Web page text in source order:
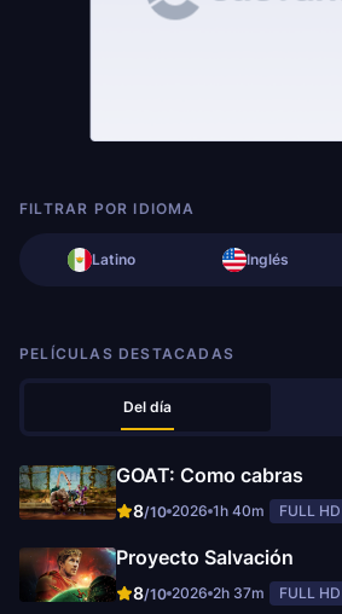
FILTRAR POR IDIOMA
Latino Inglés
PELÍCULAS DESTACADAS
Del día
GOAT: Como cabras
8/10 2026 1h 40m FULL HD
Proyecto Salvación
8/10 2026 2h 37m FULL HD